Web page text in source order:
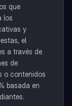
que
los
y
el
a través de
de
o contenidos
basada en